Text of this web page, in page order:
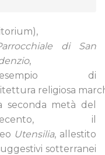
di San
,
di
religiosa
seconda metà del
il
Utensilia, allestito
sotterranei